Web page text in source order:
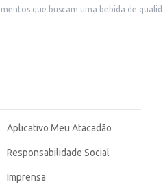
para seus clientes. Sua apresentação
uma opção atraente para revenda
Aplicativo Meu Atacadão
Responsabilidade Social
Imprensa